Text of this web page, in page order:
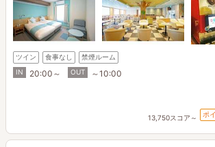
ツイン 食事なし
禁煙ルーム
IN
20:00～ OUT ～10:00
13,750スコア～ ポ